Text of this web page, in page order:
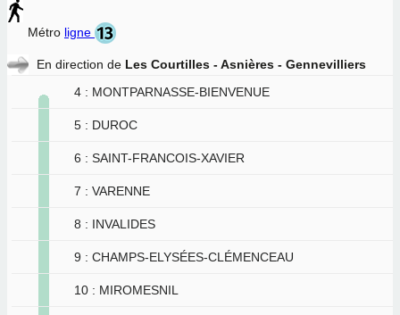
Métro ligne
En direction de Les Courtilles - Asnières - Gennevilliers
4 : MONTPARNASSE-BIENVENUE
5 : DUROC
6 : SAINT-FRANCOIS-XAVIER
7 : VARENNE
8 : INVALIDES
9 : CHAMPS-ELYSÉES-CLÉMENCEAU
10 : MIROMESNIL